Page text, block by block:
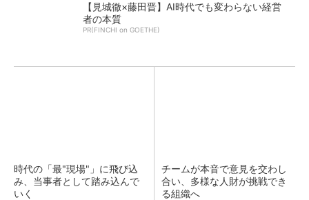
【見城徹×藤田晋】AI時代でも変わらない経営
者の本質
PR(FINCHI on GOETHE)
時代の「最"現場"」に飛び込
み、当事者として踏み込んで
いく
チームが本音で意見を交わし
合い、多様な人財が挑戦でき
る組織へ